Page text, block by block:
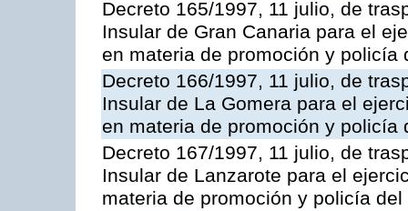
Decreto 165/1997, 11 julio, de
Insular de Gran Canaria para el
en materia de promoción y policía
Decreto 166/1997, 11 julio, de
Insular de La Gomera para el
en materia de promoción y policía
Decreto 167/1997, 11 julio, de
Insular de Lanzarote para el
materia de promoción y policía